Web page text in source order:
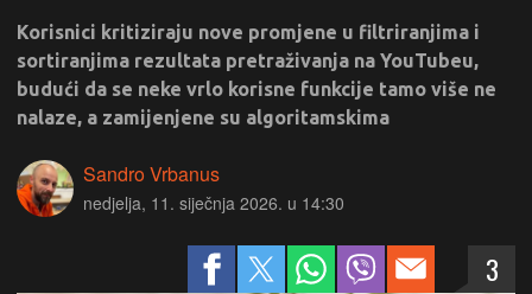
Korisnici kritiziraju nove promjene u filtriranjima i
sortiranjima rezultata pretraživanja na YouTubeu,
budući da se neke vrlo korisne funkcije tamo više ne
nalaze, a zamijenjene su algoritamskima
Sandro Vrbanus
nedjelja, 11. siječnja 2026. u 14:30
3